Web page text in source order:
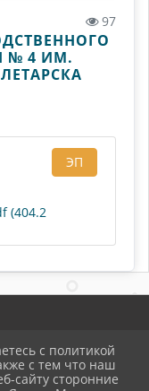
97
№ 4 ИМ.
(404.2
ЭП
с политикой
с тем что наш
сайту сторонние